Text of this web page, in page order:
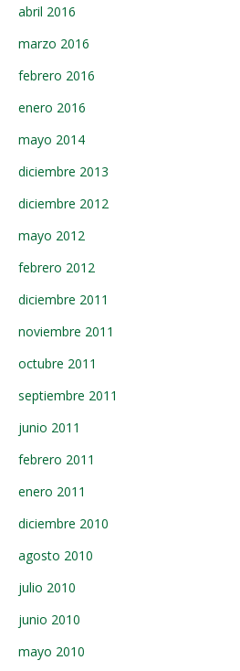
abril 2016
marzo 2016
febrero 2016
enero 2016
mayo 2014
diciembre 2013
diciembre 2012
mayo 2012
febrero 2012
diciembre 2011
noviembre 2011
octubre 2011
septiembre 2011
junio 2011
febrero 2011
enero 2011
diciembre 2010
agosto 2010
julio 2010
junio 2010
mayo 2010